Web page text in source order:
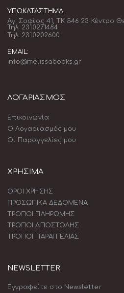
ΥΠΟΚΑΤΆΣΤΗΜΑ
Αγ. Σοφίας 41, ΤΚ 546 23 Κέντρο
Τηλ: 2310271484
Τηλ: 2310202600
EMAIL:
info@melissabooks.gr
ΛΟΓΑΡΙΑΣΜΟΣ
Επικοινωνία
Ο Λογαριασμός μου
Οι Παραγγελίες μου
ΧΡΗΣΙΜΑ
ΟΡΟΙ ΧΡΗΣΗΣ
ΠΡΟΣΩΠΙΚΑ ΔΕΔΟΜΕΝΑ
ΤΡΟΠΟΙ ΠΛΗΡΩΜΗΣ
ΤΡΟΠΟΙ ΑΠΟΣΤΟΛΗΣ
ΤΡΟΠΟΙ ΠΑΡΑΓΓΕΛΙΑΣ
NEWSLETTER
Εγγραφείτε στο Newsletter